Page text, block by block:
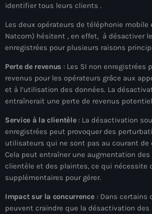
janvier 2025
décembre 2024
novembre 2024
octobre 2024
août 2024
juillet 2024
juin 2024
identifier tous leurs clients .
Les deux opérateurs de téléphonie mobile
Natcom) hésitent , en effet, à désactiver
enregistrées pour plusieurs raisons
Perte de revenus : Les SI non enregistrées
revenus pour les opérateurs grâce aux
et à l’utilisation des données. La
entraînerait une perte de revenus
Service à la clientèle: La désactivation
enregistrées peut provoquer des
utilisateurs qui ne sont pas au courant de
Cela peut entraîner une augmentation des
clientèle et des plaintes, ce qui nécessite
supplémentaires pour gérer.
Impact sur la concurrence: Dans certains
peuvent craindre que la désactivation des